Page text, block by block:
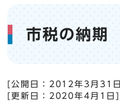
市税の納期
[公開日： 2012年3月31日
[更新日： 2020年4月1日